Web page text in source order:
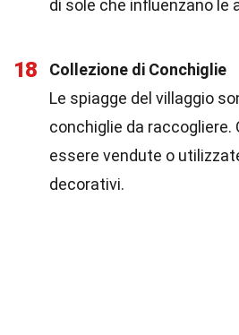
di sole che influenzano le
18
Collezione di Conchiglie
Le spiagge del villaggio
conchiglie da raccogliere.
essere vendute o
decorativi.